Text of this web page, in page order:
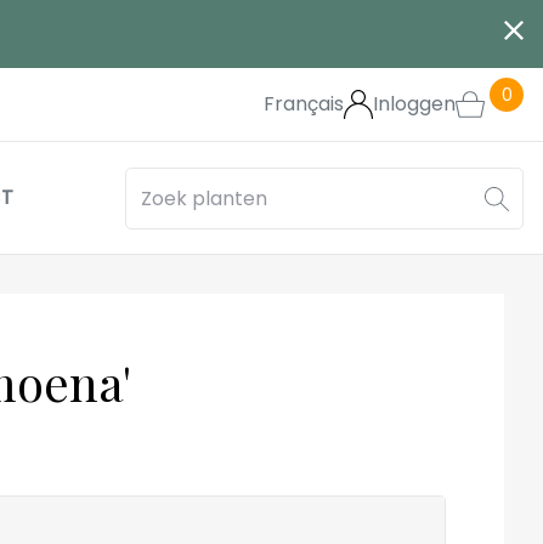
Français Inloggen 0